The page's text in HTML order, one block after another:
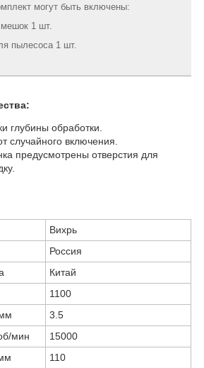
могут быть включены:
1 шт.
пылесоса 1 шт.
глубины обработки.
случайного включения.
предусмотрены отверстия для
Вихрь
Россия
Китай
1100
3.5
мин
15000
110